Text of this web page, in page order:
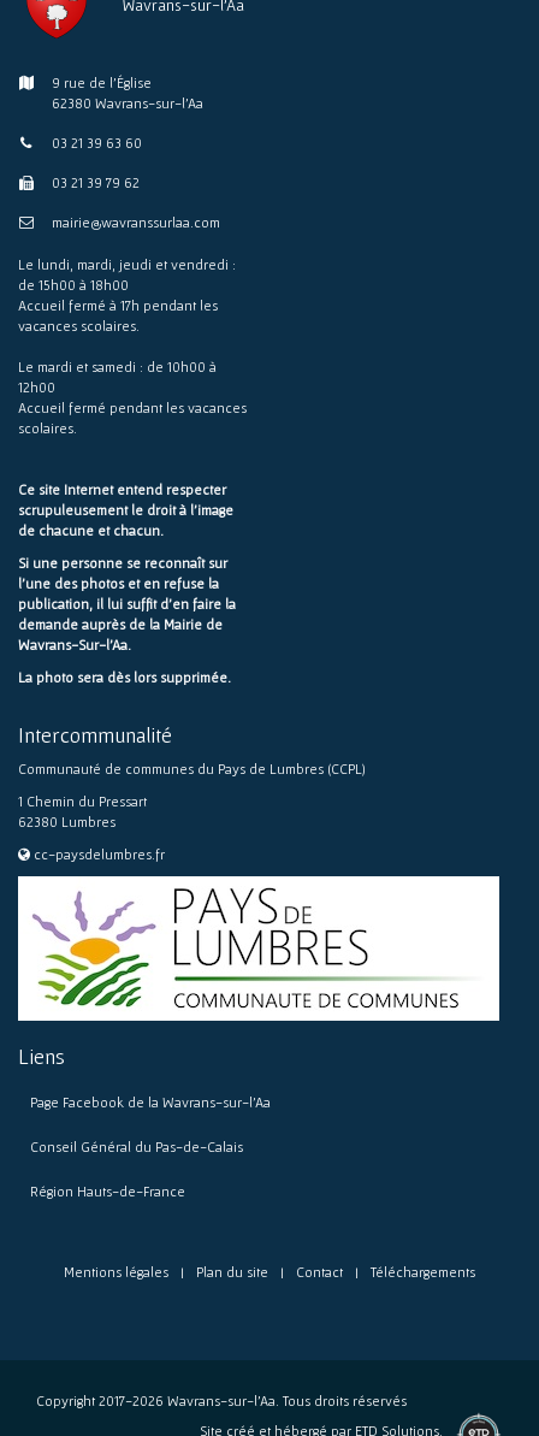
Wavrans-sur-l'Aa
9 rue de l'Église
62380 Wavrans-sur-l'Aa
03 21 39 63 60
03 21 39 79 62
mairie@wavranssurlaa.com
Le lundi, mardi, jeudi et vendredi :
de 15h00 à 18h00
Accueil fermé à 17h pendant les
vacances scolaires.
Le mardi et samedi : de 10h00 à
12h00
Accueil fermé pendant les vacances
scolaires.
Ce site Internet entend respecter
scrupuleusement le droit à l'image
de chacune et chacun.
Si une personne se reconnaît sur
l'une des photos et en refuse la
publication, il lui suffit d'en faire la
demande auprès de la Mairie de
Wavrans-Sur-l'Aa.
La photo sera dès lors supprimée.
Intercommunalité
Communauté de communes du Pays de Lumbres (CCPL)
1 Chemin du Pressart
62380 Lumbres
cc-paysdelumbres.fr
Liens
Page Facebook de la Wavrans-sur-l’Aa
Conseil Général du Pas-de-Calais
Région Hauts-de-France
Mentions légales Plan du site Contact Téléchargements
Copyright 2017-2026 Wavrans-sur-l’Aa. Tous droits réservés
Site créé et hébergé parl'agence
ETD Solutions.